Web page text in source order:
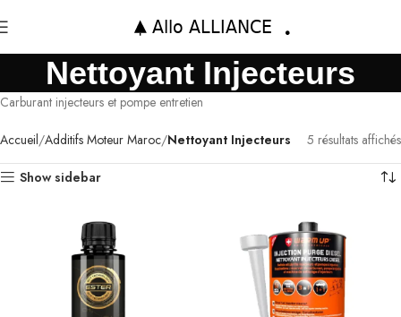
Nettoyant Injecteurs
Carburant injecteurs et pompe entretien
Accueil Additifs Moteur Maroc Nettoyant Injecteurs 5 résultats affichés
Show sidebar